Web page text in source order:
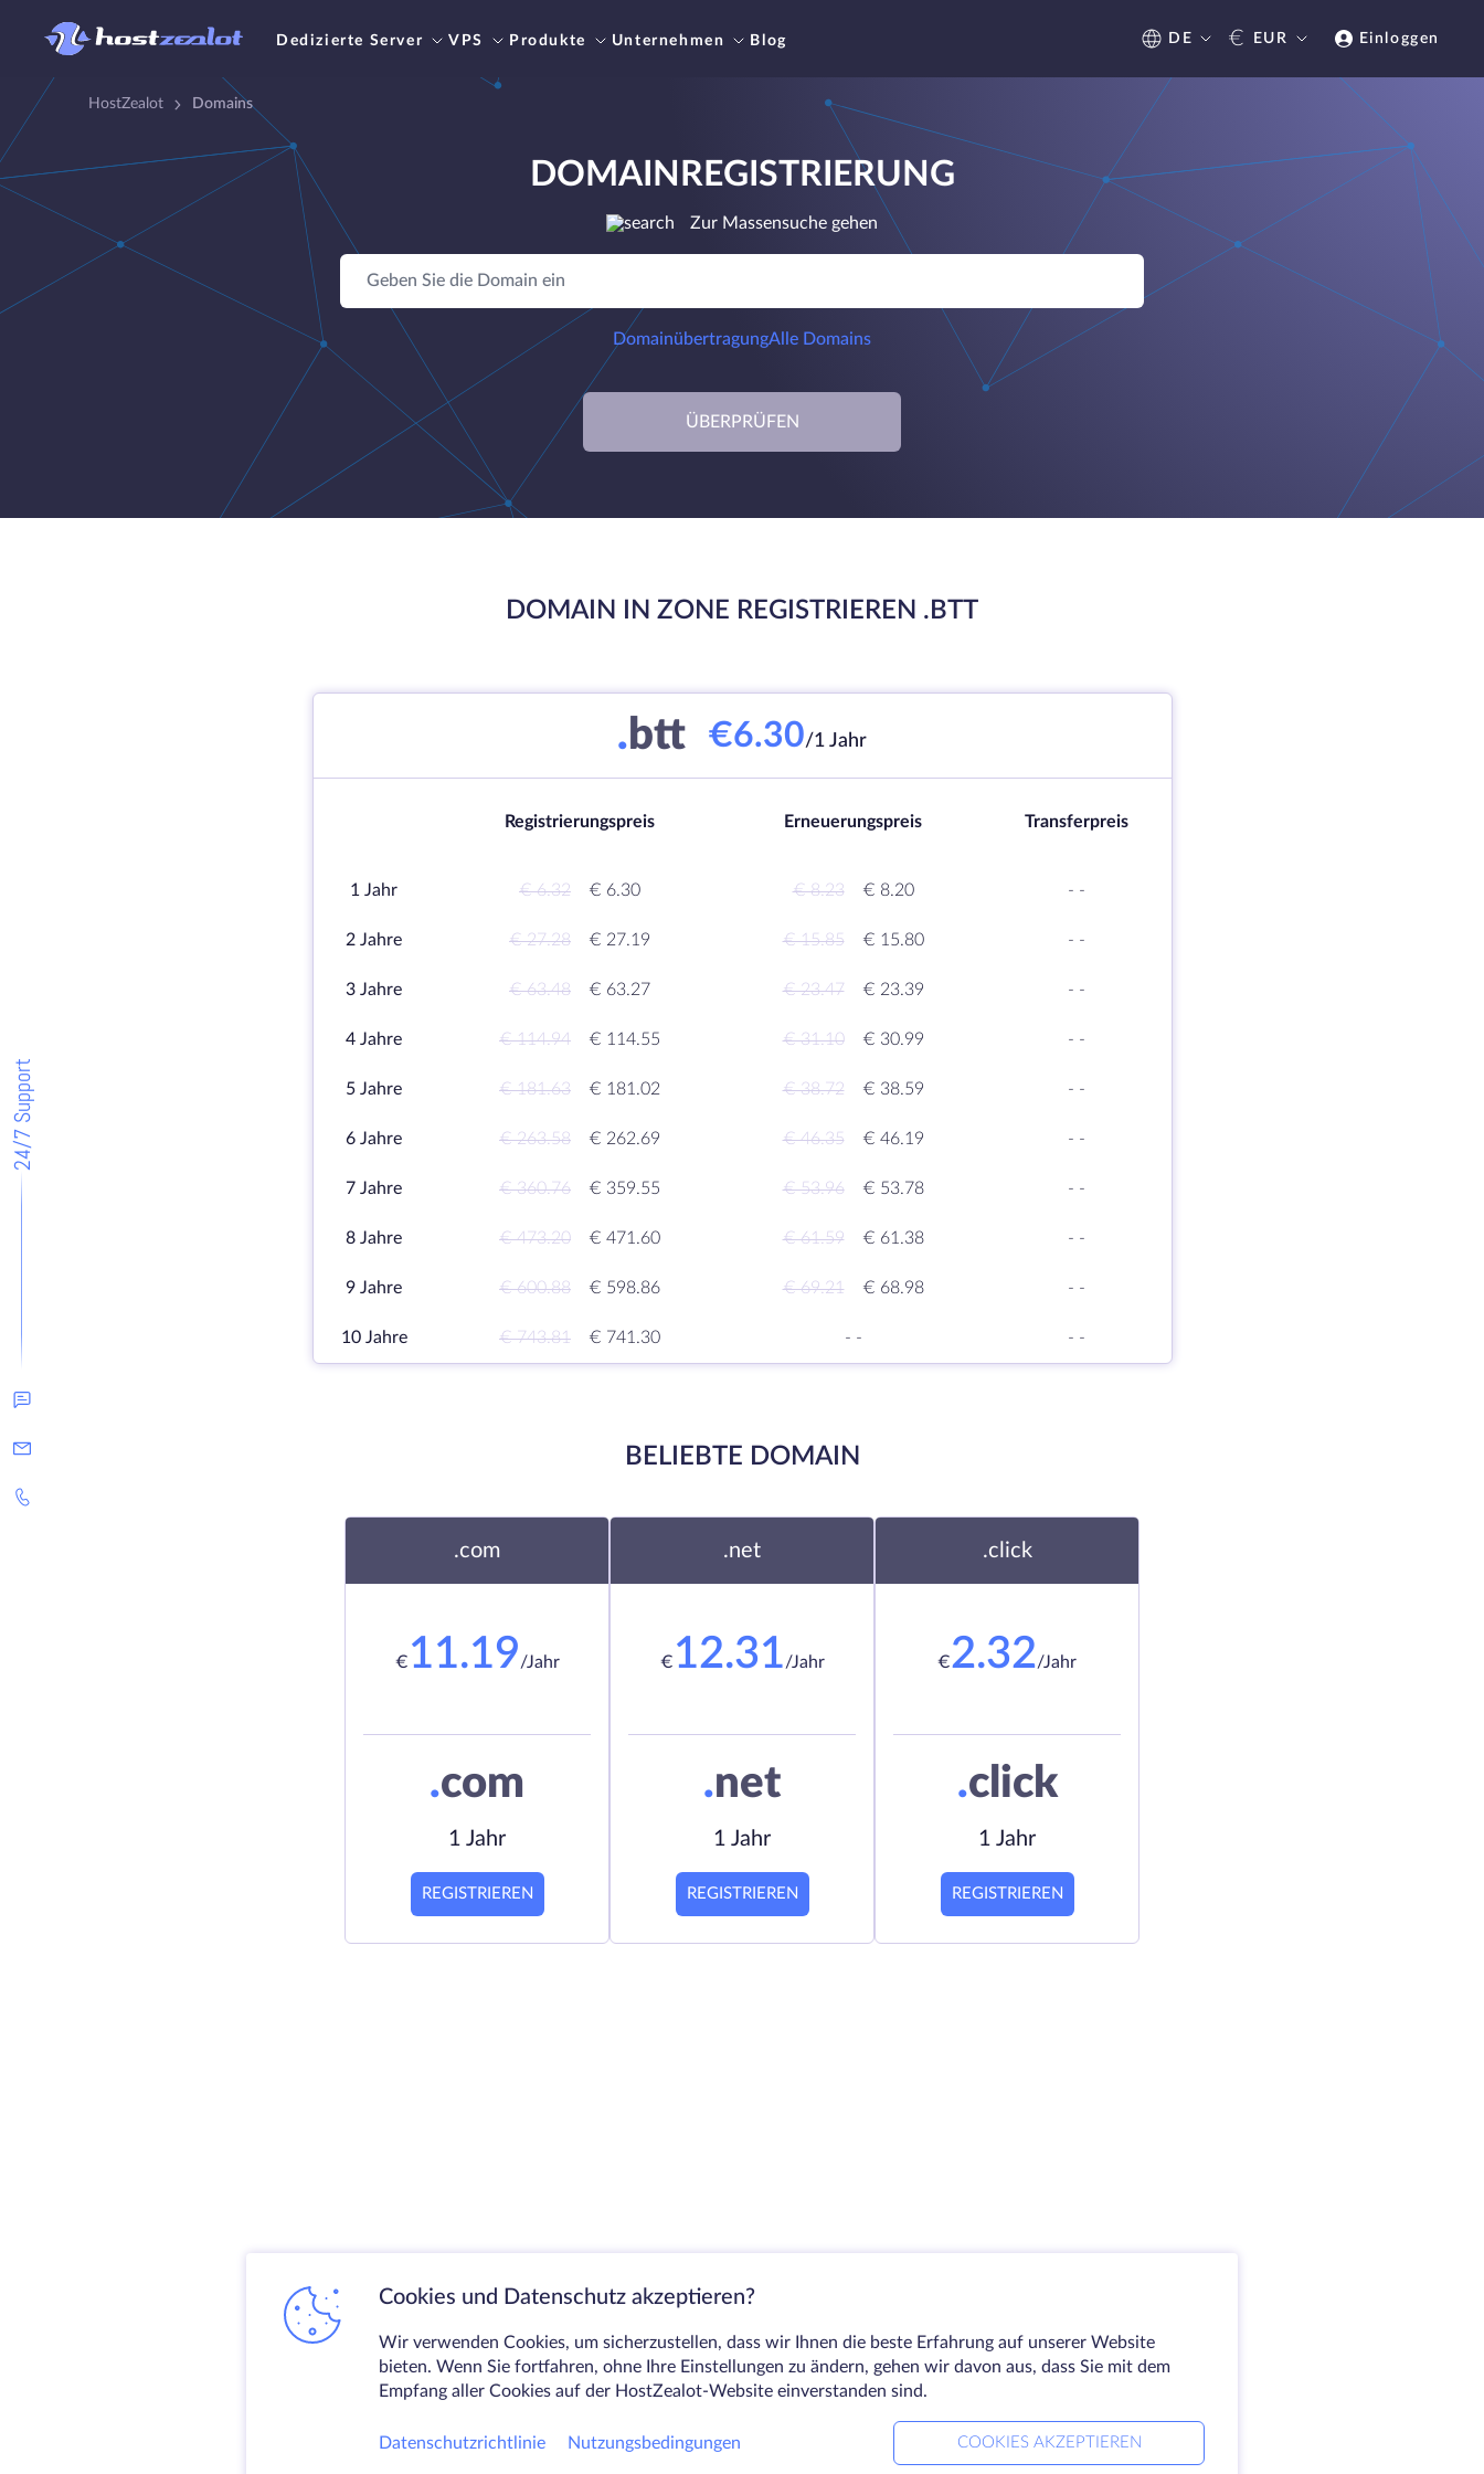
Dedizierte Server VPS Produkte Unternehmen Blog DE € EUR Einloggen
24/7 Support
HostZealot Domains
DOMAINREGISTRIERUNG
Zur Massensuche gehen
DomainübertragungAlle Domains
ÜBERPRÜFEN
DOMAIN IN ZONE REGISTRIEREN .BTT
. btt €6.30/1 Jahr
Registrierungspreis Erneuerungspreis Transferpreis
1 Jahr € 6.32 € 6.30 € 8.23 € 8.20 - -
2 Jahre € 27.28 € 27.19 € 15.85 € 15.80 - -
3 Jahre € 63.48 € 63.27 € 23.47 € 23.39 - -
4 Jahre € 114.94 € 114.55 € 31.10 € 30.99 - -
5 Jahre € 181.63 € 181.02 € 38.72 € 38.59 - -
6 Jahre € 263.58 € 262.69 € 46.35 € 46.19 - -
7 Jahre € 360.76 € 359.55 € 53.96 € 53.78 - -
8 Jahre € 473.20 € 471.60 € 61.59 € 61.38 - -
9 Jahre € 600.88 € 598.86 € 69.21 € 68.98 - -
10 Jahre € 743.81 € 741.30 - - - -
BELIEBTE DOMAIN
.com
€ 11.19/Jahr
.com
1 Jahr
REGISTRIEREN
.net
€ 12.31/Jahr
.net
1 Jahr
REGISTRIEREN
.click
€2.32/Jahr
.click
1 Jahr
REGISTRIEREN
Cookies und Datenschutz akzeptieren?
Wir verwenden Cookies, um sicherzustellen, dass wir Ihnen die beste Erfahrung auf unserer Website
bieten. Wenn Sie fortfahren, ohne Ihre Einstellungen zu ändern, gehen wir davon aus, dass Sie mit dem
Empfang aller Cookies auf der HostZealot-Website einverstanden sind.
Datenschutzrichtlinie Nutzungsbedingungen COOKIES AKZEPTIEREN